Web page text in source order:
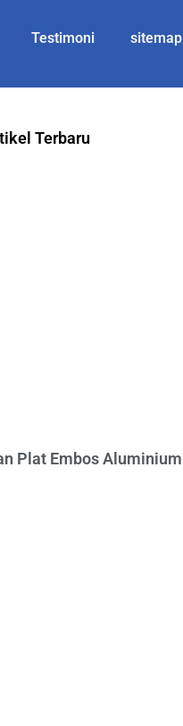
Testimoni sitemap
Terbaru
Plat Embos Aluminium